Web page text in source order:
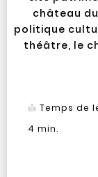
château
politique
théâtre, le
Temps de
4 min.